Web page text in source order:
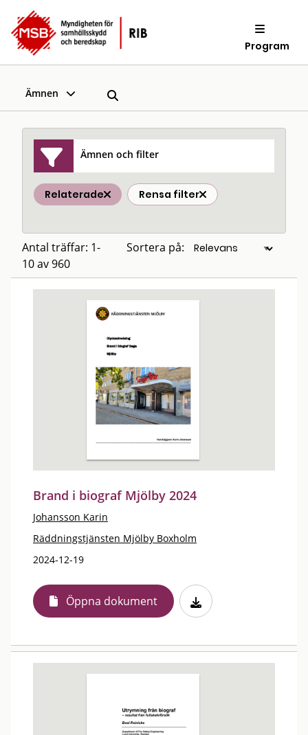
Program
Ämnen
Ämnen och filter
Relaterade Rensa filter
Antal träffar: 1-
10 av 960
Sortera på:
Brand i biograf Mjölby 2024
Johansson Karin
Räddningstjänsten Mjölby Boxholm
2024-12-19
Öppna dokument